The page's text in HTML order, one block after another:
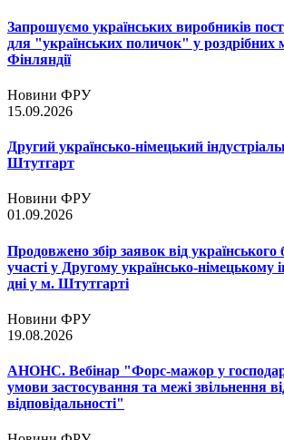
Запрошуємо українських виробників
для "українських поличок" у роздрібних
Фінляндії
Новини ФРУ
15.09.2026
Другий українсько-німецький
Штутгарт
Новини ФРУ
01.09.2026
Продовжено збір заявок від українського
участі у Другому українсько-німецькому
дні у м. Штутгарті
Новини ФРУ
19.08.2026
АНОНС. Вебінар "Форс-мажор у
умови застосування та межі звільнення
відповідальності"